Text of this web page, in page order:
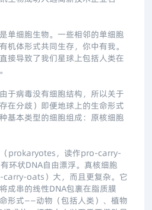
单细胞生物。一些相邻的单细胞
机体形式共同生存，你中有我。
接导致了我们星球上包括人类在
于病毒没有细胞结构，所以关于
在分歧）即便地球上的生命形式
基本类型的细胞组成：原核细胞
prokaryotes，读作pro-carry-
环状DNA自由漂浮。真核细胞
carry-oats）大，而且更复杂。它
成串的线性DNA包裹在脂质膜
形式——动物（包括人类）、植物